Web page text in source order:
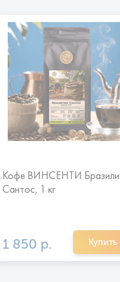
Кофе ВИНСЕНТИ Бразилия
Сантос, 1 кг
1 850 р. Купить